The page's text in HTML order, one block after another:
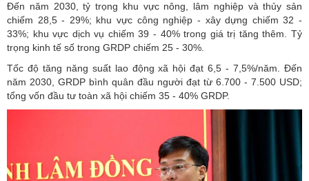
Đến năm 2030, tỷ trọng khu vực nông, lâm nghiệp và thủy sản
chiếm 28,5 - 29%; khu vực công nghiệp - xây dựng chiếm 32 -
33%; khu vực dịch vụ chiếm 39 - 40% trong giá trị tăng thêm. Tỷ
trọng kinh tế số trong GRDP chiếm 25 - 30%.
Tốc độ tăng năng suất lao động xã hội đạt 6,5 - 7,5%/năm. Đến
năm 2030, GRDP bình quân đầu người đạt từ 6.700 - 7.500 USD;
tổng vốn đầu tư toàn xã hội chiếm 35 - 40% GRDP.